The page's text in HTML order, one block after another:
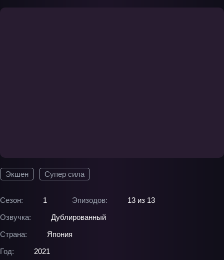
Экшен Супер сила
Сезон: 1 Эпизодов:
13 из 13
Озвучка:
Дублированный
Страна:
Япония
Год:
2021